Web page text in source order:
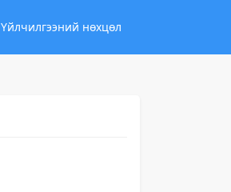
Үйлчилгээний нөхцөл